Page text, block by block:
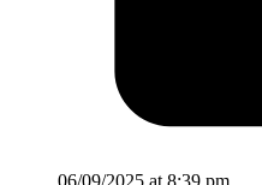
06/09/2025 at 8:39 pm